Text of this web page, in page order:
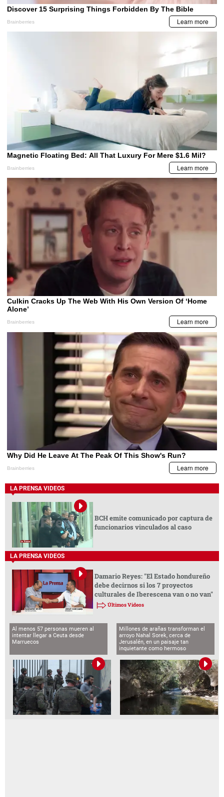
LA PRENSA VIDEOS
BCH emite comunicado por captura de
funcionarios vinculados al caso
LA PRENSA VIDEOS
Damario Reyes: "El Estado hondureño
debe decirnos si los 7 proyectos
culturales de Iberescena van o no van"
Últimos Videos
Al menos 57 personas mueren al
intentar llegar a Ceuta desde
Marruecos
Millones de arañas transforman el
arroyo Nahal Sorek, cerca de
Jerusalén, en un paisaje tan
inquietante como hermoso